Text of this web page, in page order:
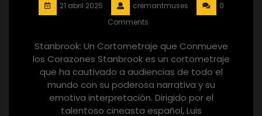
21 abril 2025 cremantmuses
0
Comments
Stanbrook: Un Cortometraje que Conmueve
los Corazones Stanbrook es un cortometraje
que ha cautivado a audiencias de todo el
mundo con su poderosa narrativa y su
emotiva interpretación. Dirigido por el
talentoso cineasta español, Luis